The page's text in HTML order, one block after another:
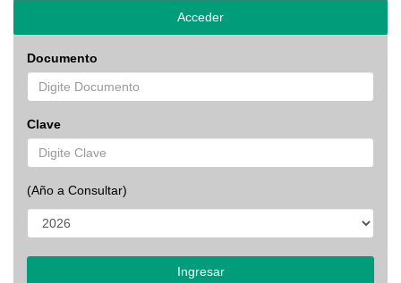
Acceder
Documento
Clave
(Año a Consultar)
Ingresar